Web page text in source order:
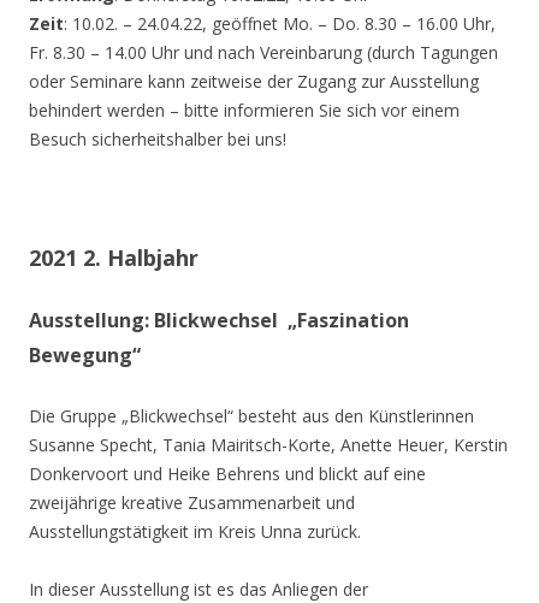
Zeit: 10.02. – 24.04.22, geöffnet Mo. – Do. 8.30 – 16.00 Uhr,
Fr. 8.30 – 14.00 Uhr und nach Vereinbarung (durch Tagungen
oder Seminare kann zeitweise der Zugang zur Ausstellung
behindert werden – bitte informieren Sie sich vor einem
Besuch sicherheitshalber bei uns!
2021 2. Halbjahr
Ausstellung: Blickwechsel „Faszination
Bewegung“
Die Gruppe „Blickwechsel“ besteht aus den Künstlerinnen
Susanne Specht, Tania Mairitsch-Korte, Anette Heuer, Kerstin
Donkervoort und Heike Behrens und blickt auf eine
zweijährige kreative Zusammenarbeit und
Ausstellungstätigkeit im Kreis Unna zurück.
In dieser Ausstellung ist es das Anliegen der